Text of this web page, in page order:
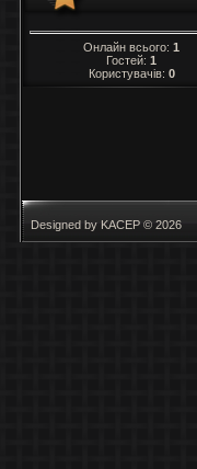
Онлайн всього: 1
Гостей: 1
Користувачів: 0
Designed by KACEP © 2026